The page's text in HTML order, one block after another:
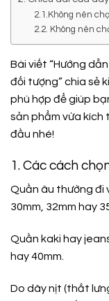
2.1.Không nên
2.2. Không nên
Bài viết “Hướng
đối tượng” chia sẻ
phù hợp để giúp
sản phẩm vừa kích
đầu nhé!
1. Các cách
Quần âu thường đi
30mm, 32mm hay
Quần kaki hay
hay 40mm.
Do dây nịt (thắt